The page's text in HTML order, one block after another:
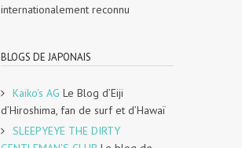
internationalement reconnu
BLOGS DE JAPONAIS
Kaiko's AG Le Blog d’Eiji
d’Hiroshima, fan de surf et d’Hawaï
SLEEPYEYE THE DIRTY